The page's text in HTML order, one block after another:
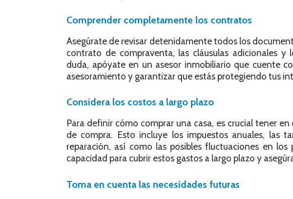
Comprender completamente los contratos
Asegúrate de revisar detenidamente todos los
contrato de compraventa, las cláusulas adicionales
duda, apóyate en un asesor inmobiliario que cuente
asesoramiento y garantizar que estás protegiendo tus
Considera los costos a largo plazo
Para definir cómo comprar una casa, es crucial tener
de compra. Esto incluye los impuestos anuales, las
reparación, así como las posibles fluctuaciones en
capacidad para cubrir estos gastos a largo plazo y
Toma en cuenta las necesidades futuras